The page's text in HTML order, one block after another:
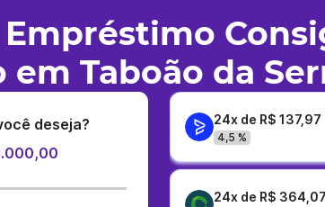
em Taboão da
deseja?
24x de R$ 137,97
4,5 %
24x de R$ 364,07